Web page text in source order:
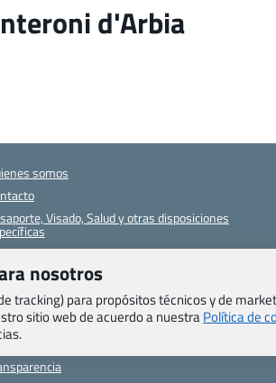
d'Arbia
somos
Visado, Salud y otras disposiciones
de Viajes.com
de agencias
frecuentes
generales
de privacidad y cookies
nosotros
tracking) para propósitos técnicos y de
sitio web de acuerdo a nuestraPolítica de